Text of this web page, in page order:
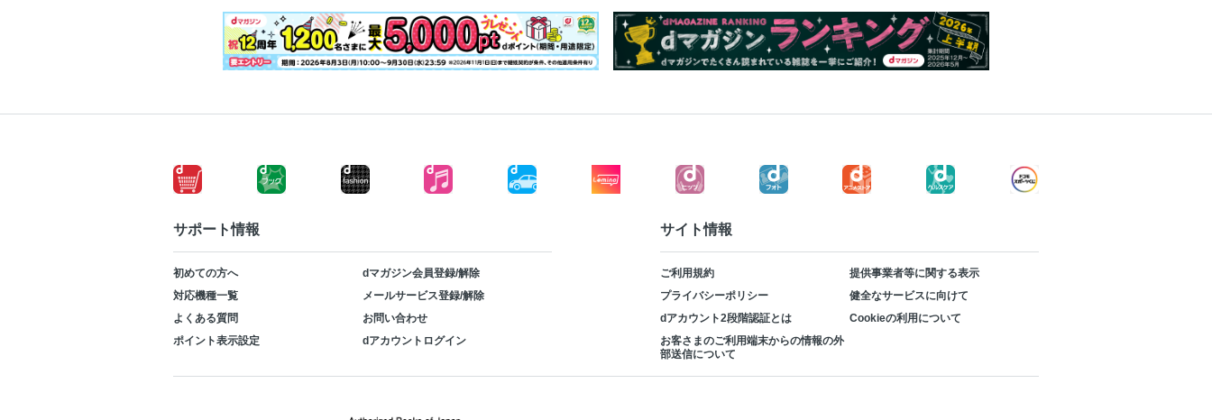
サポート情報
初めての方へ
dマガジン会員登録/解除
対応機種一覧
メールサービス登録/解除
よくある質問
お問い合わせ
ポイント表示設定
dアカウントログイン
サイト情報
ご利用規約
提供事業者等に関する表示
プライバシーポリシー
健全なサービスに向けて
dアカウント2段階認証とは
Cookieの利用について
お客さまのご利用端末からの情報の外
部送信について